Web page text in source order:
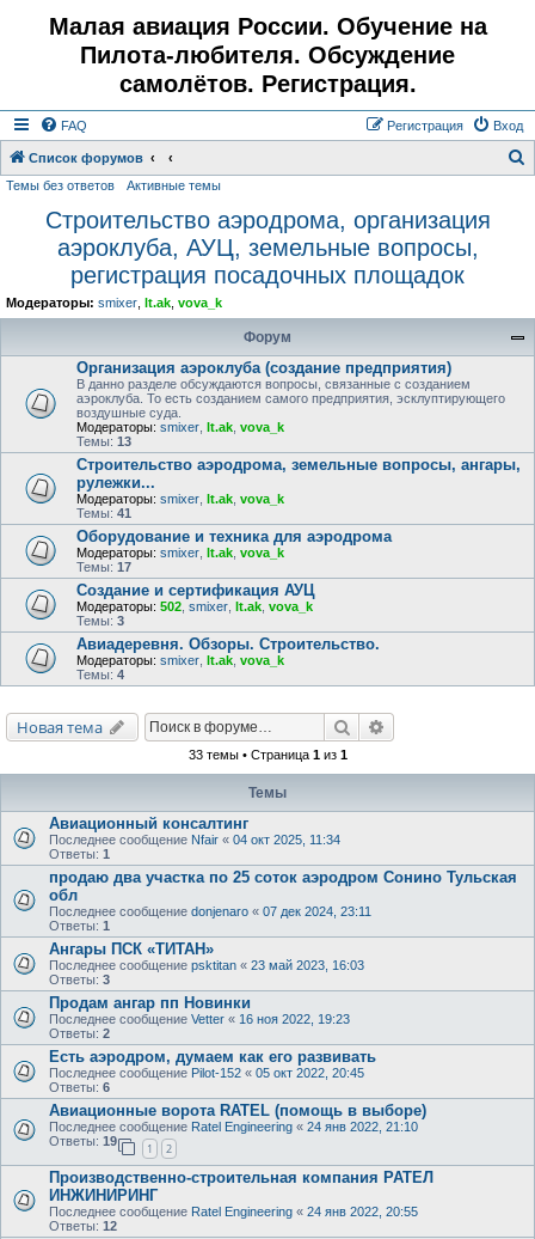
Малая авиация России. Обучение на
Пилота-любителя. Обсуждение
самолётов. Регистрация.
FAQ Вход
Регистрация
Список форумов
Темы без ответов Активные темы
Строительство аэродрома, организация
аэроклуба, АУЦ, земельные вопросы,
регистрация посадочных площадок
Модераторы: smixer lt.ak vova_k
Форум
Организация аэроклуба (создание предприятия)
В данно разделе обсуждаются вопросы, связанные с созданием
аэроклуба. То есть созданием самого предприятия, эсклуптирующего
воздушные суда.
Модераторы: smixer lt.ak vova_k
Темы: 13
Строительство аэродрома, земельные вопросы, ангары,
рулежки...
Модераторы: smixer lt.ak vova_k
Темы: 41
Оборудование и техника для аэродрома
Модераторы: smixer lt.ak vova_k
Темы: 17
Создание и сертификация АУЦ
Модераторы: 502 smixer lt.ak vova_k
Темы: 3
Авиадеревня. Обзоры. Строительство.
Модераторы: smixer lt.ak vova_k
Темы: 4
Новая тема Поиск
33 темы • Страница 1из 1
Темы
Авиационный консалтинг
Последнее сообщение Nfair « 04 окт 2025, 11:34
Ответы: 1
продаю два участка по 25 соток аэродром Сонино Тульская
обл
Последнее сообщение donjenaro « 07 дек 2024, 23:11
Ответы: 1
Ангары ПСК «ТИТАН»
Последнее сообщение psktitan « 23 май 2023, 16:03
Ответы: 3
Продам ангар пп Новинки
Последнее сообщение Vetter « 16 ноя 2022, 19:23
Ответы: 2
Есть аэродром, думаем как его развивать
Последнее сообщение Pilot-152 « 05 окт 2022, 20:45
Ответы: 6
Авиационные ворота RATEL (помощь в выборе)
Последнее сообщение Ratel Engineering « 24 янв 2022, 21:10
Ответы: 19
1 2
Производственно-строительная компания РАТЕЛ
ИНЖИНИРИНГ
Последнее сообщение Ratel Engineering « 24 янв 2022, 20:55
Ответы: 12